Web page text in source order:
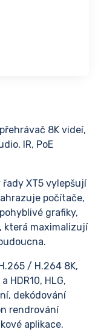
8K videí,
IR, PoE
XT5 vylepšují
počítače,
grafiky,
která maximalizují
/ H.264 8K,
HDR10, HLG,
dekódování
rendrování
aplikace.